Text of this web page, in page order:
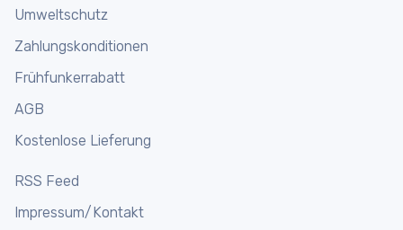
Funkmikrofone
Funkgeräte Shop
Funkgeräte online mieten
Umweltschutz
Zahlungskonditionen
Frühfunkerrabatt
AGB
Kostenlose Lieferung
RSS Feed
Impressum/Kontakt